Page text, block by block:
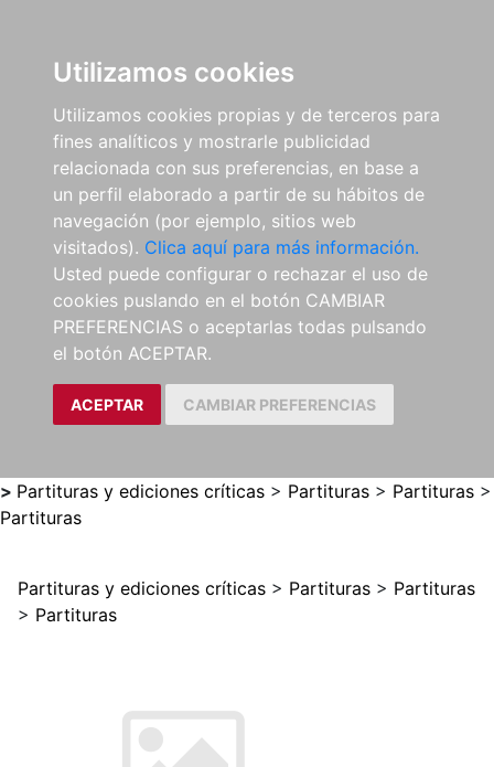
Utilizamos cookies
Utilizamos cookies propias y de terceros para
fines analíticos y mostrarle publicidad
relacionada con sus preferencias, en base a
un perfil elaborado a partir de su hábitos de
navegación (por ejemplo, sitios web
visitados). Clica aquí para más información.
Usted puede configurar o rechazar el uso de
cookies puslando en el botón CAMBIAR
PREFERENCIAS o aceptarlas todas pulsando
el botón ACEPTAR.
ACEPTAR CAMBIAR PREFERENCIAS
> Partituras y ediciones críticas > Partituras > Partituras >
Partituras
Partituras y ediciones críticas > Partituras > Partituras
> Partituras